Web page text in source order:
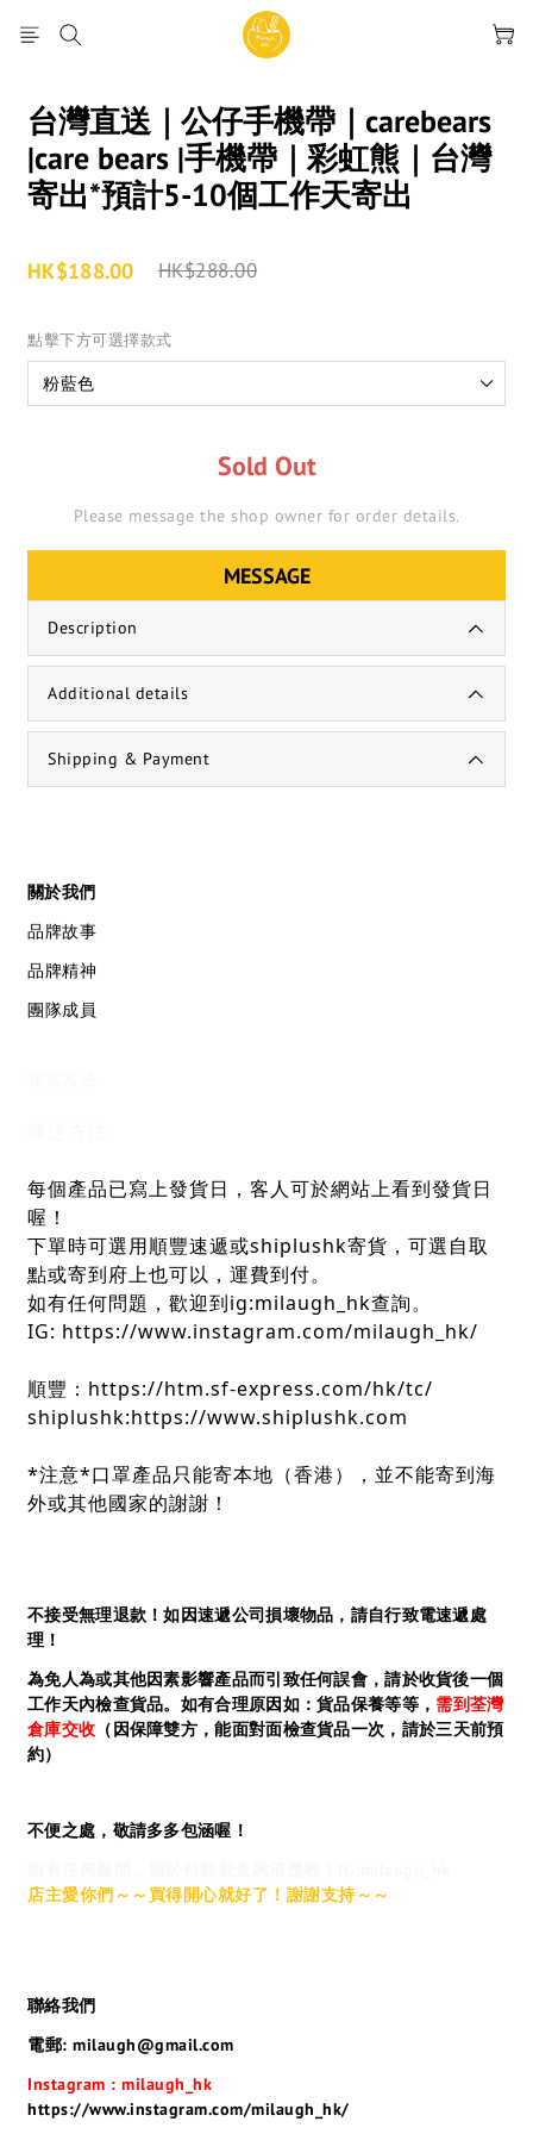
台灣直送｜公仔手機帶｜carebears
|care bears |手機帶｜彩虹熊｜台灣
寄出*預計5-10個工作天寄出
HK$188.00 HK$288.00
點擊下方可選擇款式
Sold Out
Please message the shop owner for order details.
MESSAGE
Description
Additional details
Shipping & Payment
關於我們
品牌故事
品牌精神
團隊成員
每個產品已寫上發貨日，客人可於網站上看到發貨日
喔！
下單時可選用順豐速遞或shiplushk寄貨，可選自取
點或寄到府上也可以，運費到付。
如有任何問題，歡迎到ig:milaugh_hk查詢。
IG: https://www.instagram.com/milaugh_hk/
順豐：https://htm.sf-express.com/hk/tc/
shiplushk:https://www.shiplushk.com
*注意*口罩產品只能寄本地（香港），並不能寄到海
外或其他國家的謝謝！
不接受無理退款！如因速遞公司損壞物品，請自行致電速遞處
理！
為免人為或其他因素影響產品而引致任何誤會，請於收貨後一個
工作天內檢查貨品。如有合理原因如：貨品保養等等， 需到荃灣
倉庫交收 （因保障雙方，能面對面檢查貨品一次，請於三天前預
約）
不便之處，敬請多多包涵喔！
店主愛你們～～買得開心就好了！謝謝支持～～
聯絡我們
電郵: milaugh@gmail.com
Instagram : milaugh_hk
https://www.instagram.com/milaugh_hk/